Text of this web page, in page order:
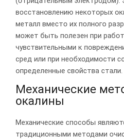
восстановлению некоторых
металл вместо их полного
может быть полезен при
чувствительными к
сред или при необходимости
определенные свойства стали.
Механические
окалины
Механические способы
традиционными методами